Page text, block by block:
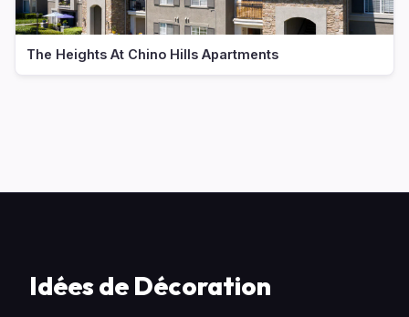
The Heights At Chino Hills Apartments
Idées de Décoration